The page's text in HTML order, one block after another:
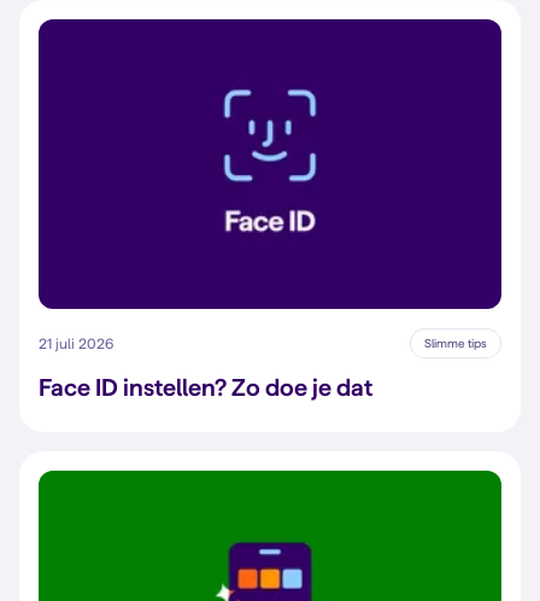
21 juli 2026 Slimme tips
Face ID instellen? Zo doe je dat